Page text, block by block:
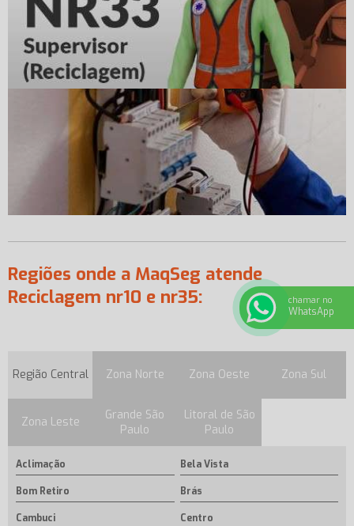
Regiões onde a MaqSeg atende
Reciclagem nr10 e nr35:
Região Central Zona Norte Zona Oeste Zona Sul
Zona Leste
Grande São
Paulo
Litoral de São
Paulo
Aclimação Bela Vista
Bom Retiro Brás
Cambuci Centro
chamar no
WhatsApp